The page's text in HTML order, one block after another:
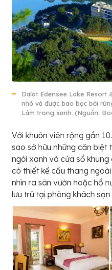
Dalat Edensee Lake Resort
nhỏ và được bao bọc bởi
Lâm trong xanh. (Nguồn:
Với khuôn viên rộng gần
sao sở hữu những căn biệt
ngói xanh và cửa sổ
có thiết kế cầu thang
nhìn ra sân vườn hoặc hồ
lưu trú tại phòng khách